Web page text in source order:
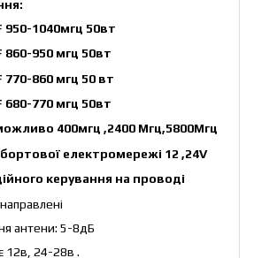
950-1040мгц 50вт
860-950 мгц 50вт
770-860 мгц 50 вт
680-770 мгц 50вт
400мгц ,2400 Мгц,5800Мгц
електромережі 12 ,24V
керування на проводі
антени: 5-8дБ
12в, 24-28в .